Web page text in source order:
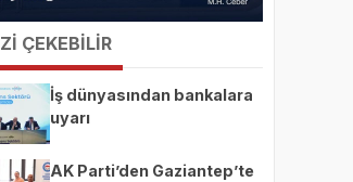
ÇEKEBİLİR
İş dünyasından bankalara
uyarı
AK Parti’den Gaziantep’te